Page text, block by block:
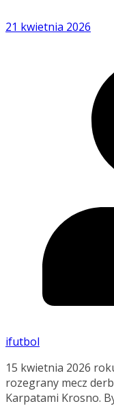
21 kwietnia 2026
ifutbol
15 kwietnia 2026
rozegrany mecz
Karpatami Krosno.